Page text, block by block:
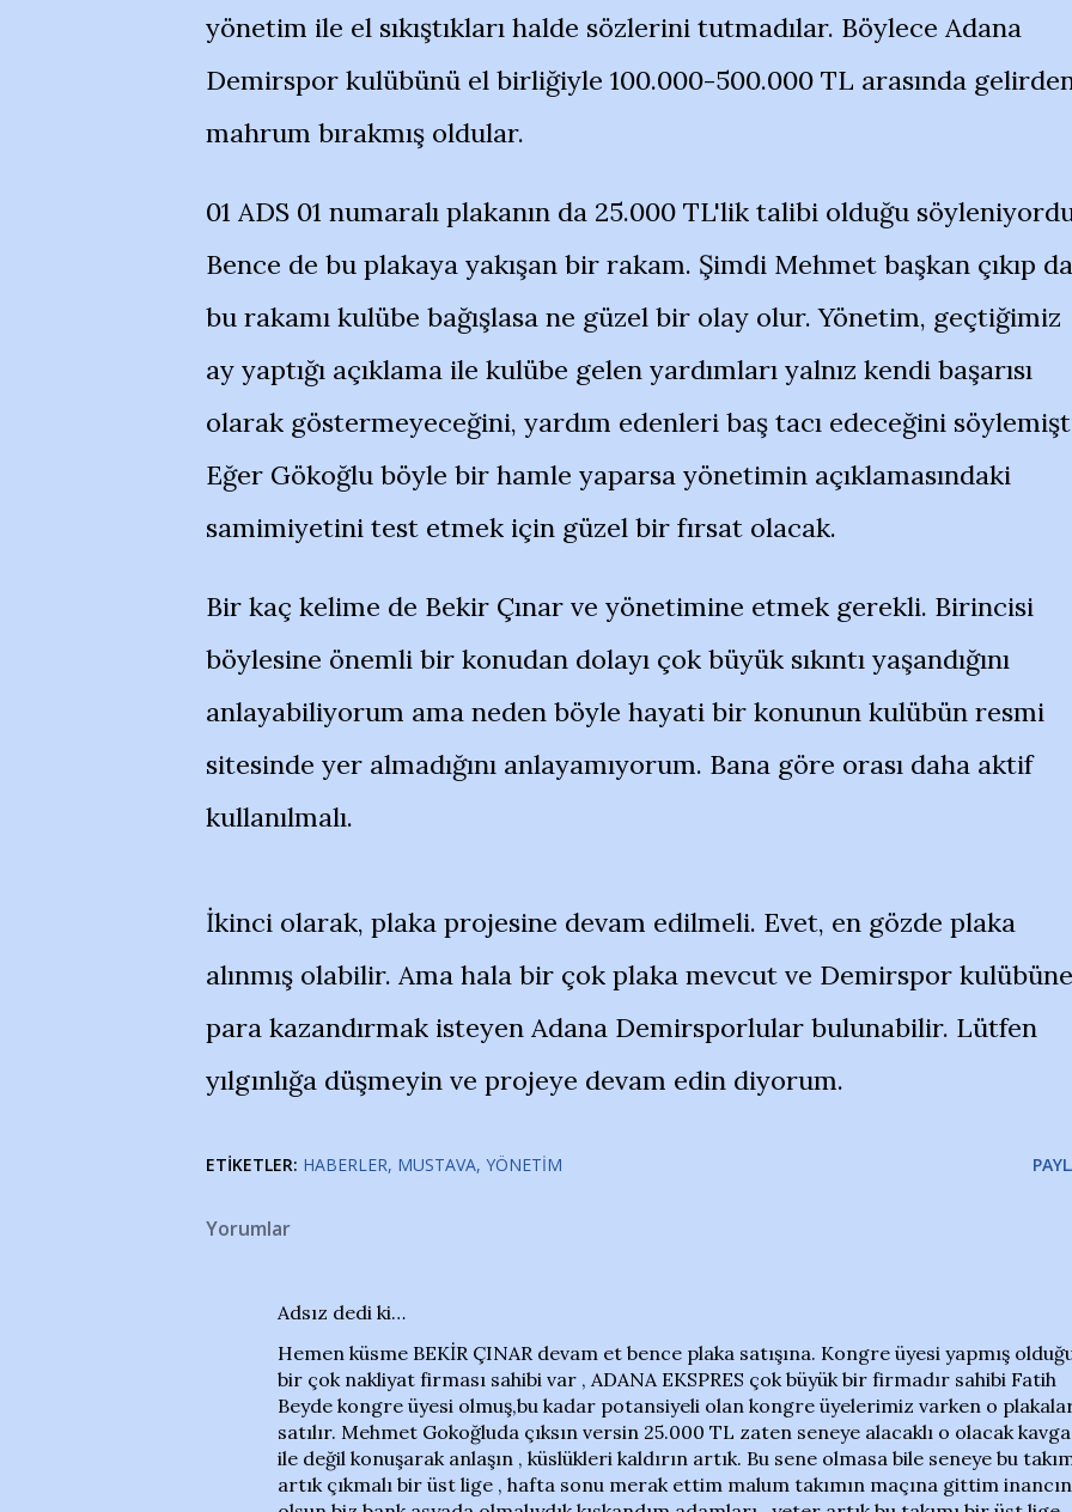
yönetim ile el sıkıştıkları halde sözlerini tutmadılar. Böylece Adana
Demirspor kulübünü el birliğiyle 100.000-500.000 TL arasında
mahrum bırakmış oldular.
01 ADS 01 numaralı plakanın da 25.000 TL'lik talibi olduğu
Bence de bu plakaya yakışan bir rakam. Şimdi Mehmet başkan çıkıp da
bu rakamı kulübe bağışlasa ne güzel bir olay olur. Yönetim, geçtiğimiz
ay yaptığı açıklama ile kulübe gelen yardımları yalnız kendi başarısı
olarak göstermeyeceğini, yardım edenleri baş tacı edeceğini
Eğer Gökoğlu böyle bir hamle yaparsa yönetimin açıklamasındaki
samimiyetini test etmek için güzel bir fırsat olacak.
Bir kaç kelime de Bekir Çınar ve yönetimine etmek gerekli. Birincisi
böylesine önemli bir konudan dolayı çok büyük sıkıntı yaşandığını
anlayabiliyorum ama neden böyle hayati bir konunun kulübün resmi
sitesinde yer almadığını anlayamıyorum. Bana göre orası daha aktif
kullanılmalı.
İkinci olarak, plaka projesine devam edilmeli. Evet, en gözde plaka
alınmış olabilir. Ama hala bir çok plaka mevcut ve Demirspor kulübüne
para kazandırmak isteyen Adana Demirsporlular bulunabilir. Lütfen
yılgınlığa düşmeyin ve projeye devam edin diyorum.
ETIKETLER: HABERLER MUSTAVA YÖNETIM
Yorumlar
Adsız dedi ki…
Hemen küsme BEKİR ÇINAR devam et bence plaka satışına. Kongre üyesi yapmış
bir çok nakliyat firması sahibi var , ADANA EKSPRES çok büyük bir firmadır sahibi Fatih
Beyde kongre üyesi olmuş,bu kadar potansiyeli olan kongre üyelerimiz varken o
satılır. Mehmet Gokoğluda çıksın versin 25.000 TL zaten seneye alacaklı o olacak kavga
ile değil konuşarak anlaşın , küslükleri kaldırın artık. Bu sene olmasa bile seneye bu
artık çıkmalı bir üst lige , hafta sonu merak ettim malum takımın maçına gittim